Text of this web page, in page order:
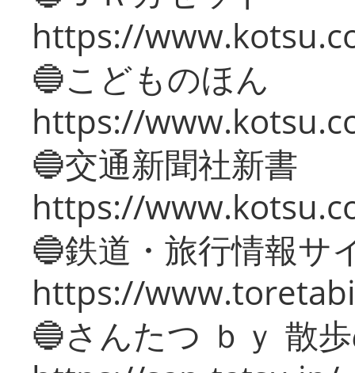
https://
🔵こどものほん
https://
🔵交通新聞社新書
https://
🔵鉄道・旅行情報サ
https://
🔵さんたつ ｂｙ 散